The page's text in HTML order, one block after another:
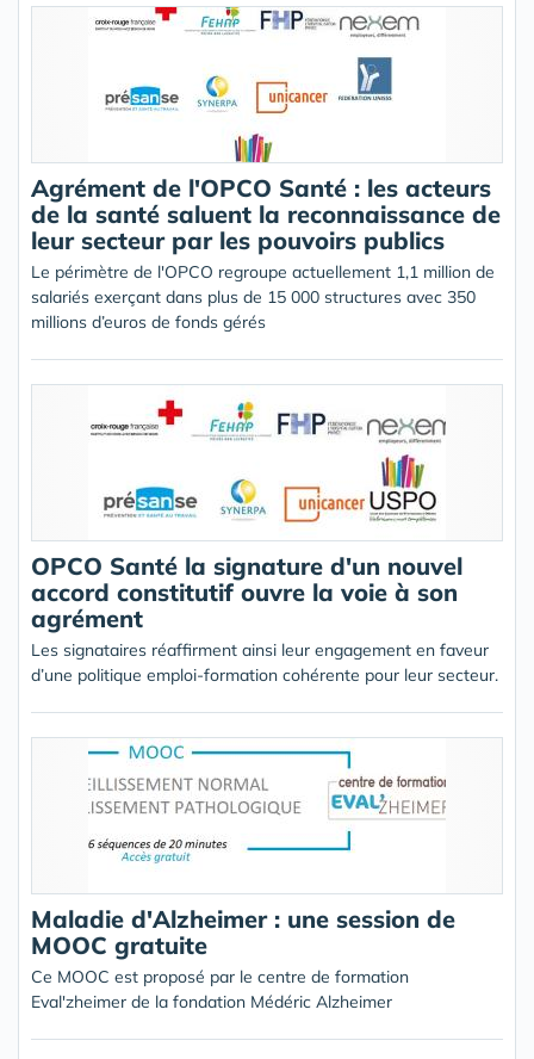
Agrément de l'OPCO Santé : les acteurs
de la santé saluent la reconnaissance de
leur secteur par les pouvoirs publics
Le périmètre de l'OPCO regroupe actuellement 1,1 million de
salariés exerçant dans plus de 15 000 structures avec 350
millions d’euros de fonds gérés
OPCO Santé la signature d'un nouvel
accord constitutif ouvre la voie à son
agrément
Les signataires réaffirment ainsi leur engagement en faveur
d’une politique emploi-formation cohérente pour leur secteur.
Maladie d'Alzheimer : une session de
MOOC gratuite
Ce MOOC est proposé par le centre de formation
Eval'zheimer de la fondation Médéric Alzheimer